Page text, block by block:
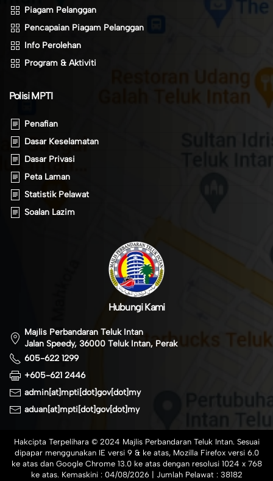
Piagam Pelanggan
Pencapaian Piagam Pelanggan
Info Perolehan
Program & Aktiviti
Polisi MPTI
Penafian
Dasar Keselamatan
Dasar Privasi
Peta Laman
Statistik Pelawat
Soalan Lazim
Hubungi Kami
Majlis Perbandaran Teluk Intan
Jalan Speedy, 36000 Teluk Intan, Perak
605-622 1299
+605-621 2446
admin[at]mpti[dot]gov[dot]my
aduan[at]mpti[dot]gov[dot]my
Hakcipta Terpelihara © 2024 Majlis Perbandaran Teluk Intan. Sesuai
dipapar menggunakan IE versi 9 & ke atas, Mozilla Firefox versi 6.0
ke atas dan Google Chrome 13.0 ke atas dengan resolusi 1024 x 768
ke atas. Kemaskini : 04/08/2026 | Jumlah Pelawat : 38182